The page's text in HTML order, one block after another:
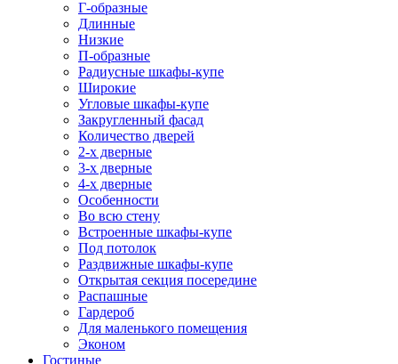
Г-образные
Длинные
Низкие
П-образные
Радиусные шкафы-купе
Широкие
Угловые шкафы-купе
Закругленный фасад
Количество дверей
2-х дверные
3-х дверные
4-х дверные
Особенности
Во всю стену
Встроенные шкафы-купе
Под потолок
Раздвижные шкафы-купе
Открытая секция посередине
Распашные
Гардероб
Для маленького помещения
Эконом
Гостиные